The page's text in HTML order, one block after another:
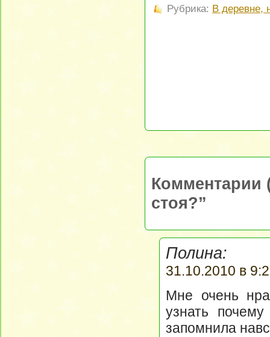
Рубрика: В деревне,
Комментарии
стоя?”
Полина:
31.10.2010 в
Мне очень
узнать
запомнила